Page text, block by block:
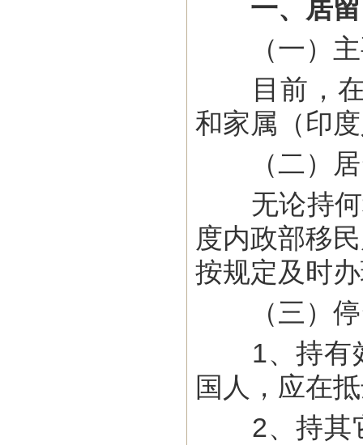
一、居留
（一）主
目前，在
和家属（印
（二）居
无论持何
度内政部移
按规定及时
（三）停
1、持有效
国人，应在
2、持其它